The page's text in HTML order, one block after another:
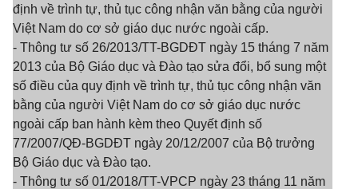
định về trình tự, thủ tục công nhận văn bằng của người
Việt Nam do cơ sở giáo dục nước ngoài cấp.
- Thông tư số 26/2013/TT-BGDĐT ngày 15 tháng 7 năm
2013 của Bộ Giáo dục và Đào tạo sửa đổi, bổ sung một
số điều của quy định về trình tự, thủ tục công nhận văn
bằng của người Việt Nam do cơ sở giáo dục nước
ngoài cấp ban hành kèm theo Quyết định số
77/2007/QĐ-BGDĐT ngày 20/12/2007 của Bộ trưởng
Bộ Giáo dục và Đào tạo.
- Thông tư số 01/2018/TT-VPCP ngày 23 tháng 11 năm